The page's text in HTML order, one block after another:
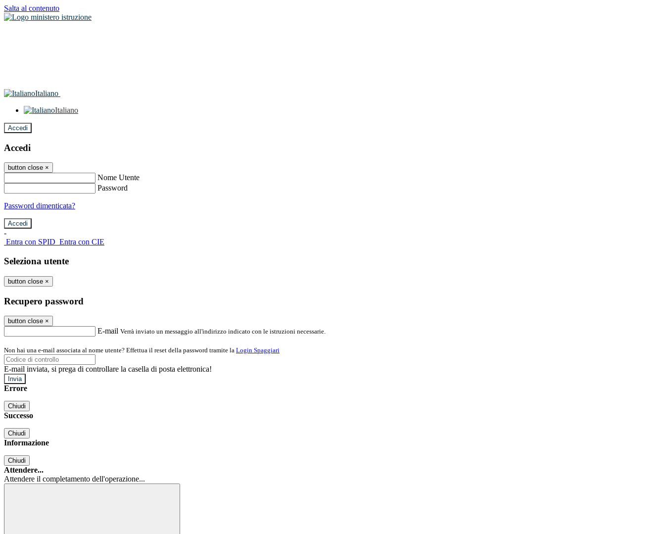
Salta al contenuto
Italiano
Italiano
Accedi
Accedi
button close ×
Nome Utente
Password
Password dimenticata?
-
Entra con SPID Entra con CIE
Seleziona utente
button close ×
Recupero password
button close ×
E-mail Verrà inviato un messaggio all'indirizzo indicato con le istruzioni necessarie.
Non hai una e-mail associata al nome utente? Effettua il reset della password tramite la Login Spaggiari
E-mail inviata, si prega di controllare la casella di posta elettronica!
Errore
Chiudi
Successo
Chiudi
Informazione
Chiudi
Attendere...
Attendere il completamento dell'operazione...